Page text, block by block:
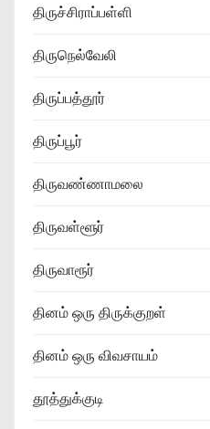
திருச்சிராப்பள்ளி
திருநெல்வேலி
திருப்பத்தூர்
திருப்பூர்
திருவண்ணாமலை
திருவள்ளூர்
திருவாரூர்
தினம் ஒரு திருக்குறள்
தினம் ஒரு விவசாயம்
தூத்துக்குடி